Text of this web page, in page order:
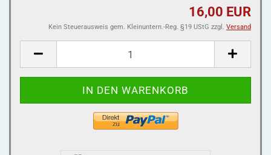
16,00 EUR
Kein Steuerausweis gem. Kleinuntern.-Reg. §19 UStG zzgl. Versand